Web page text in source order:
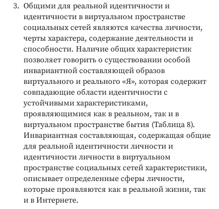
Общими для реальной идентичности и
идентичности в виртуальном пространстве
социальных сетей являются качества личности,
черты характера, содержание деятельности и
способности. Наличие общих характеристик
позволяет говорить о существовании особой
инвариантной составляющей образов
виртуального и реального «Я», которая содержит
совпадающие области идентичности с
устойчивыми характеристиками,
проявляющимися как в реальном, так и в
виртуальном пространстве бытия (Таблица 8).
Инвариантная составляющая, содержащая общие
для реальной идентичности личности и
идентичности личности в виртуальном
пространстве социальных сетей характеристики,
описывает определенные сферы личности,
которые проявляются как в реальной жизни, так
и в Интернете.